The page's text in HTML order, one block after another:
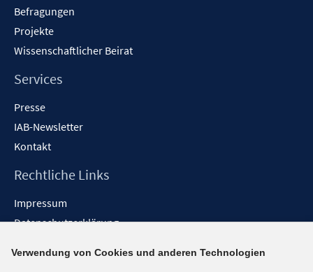
Befragungen
Projekte
Wissenschaftlicher Beirat
Services
Presse
IAB-Newsletter
Kontakt
Rechtliche Links
Impressum
Datenschutzerklärung
Barrieren melden
Verwendung von Cookies und anderen Technologien